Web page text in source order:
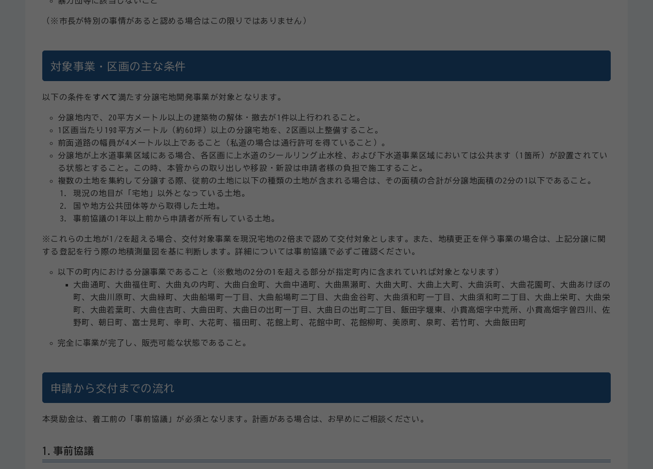
（※市長が特別の事情があると認める場合はこの限りではありません）
対象事業・区画の主な条件
以下の条件を すべて 満たす分譲宅地開発事業が対象となります。
分譲地内で、20平方メートル以上の建築物の解体・撤去が1件以上行われること。
1区画当たり198平方メートル（約60坪）以上の分譲宅地を、2区画以上整備すること。
前面道路の幅員が4メートル以上であること（私道の場合は通行許可を得ていること）。
分譲地が上水道事業区域にある場合、各区画に上水道のシールリング止水栓、および下水道事業区域においては公共ます（1箇所）が設置されてい
る状態とすること。この時、本管からの取り出しや移設・新設は申請者様の負担で施工すること。
複数の土地を集約して分譲する際、従前の土地に以下の種類の土地が含まれる場合は、その面積の合計が分譲地面積の2分の1以下であること。
現況の地目が「宅地」以外となっている土地。
国や地方公共団体等から取得した土地。
事前協議の1年以上前から申請者が所有している土地。
※これらの土地が1/2を超える場合、交付対象事業を現況宅地の2倍まで認めて交付対象とします。また、地積更正を伴う事業の場合は、上記分譲に関
する登記を行う際の地積測量図を基に判断します。詳細については事前協議で必ずご確認ください。
以下の町内における分譲事業であること（※敷地の2分の1を超える部分が指定町内に含まれていれば対象となります）
大曲通町、大曲福住町、大曲丸の内町、大曲白金町、大曲中通町、大曲黒瀬町、大曲大町、大曲上大町、大曲浜町、大曲花園町、大曲あけぼの
町、大曲川原町、大曲緑町、大曲船場町一丁目、大曲船場町二丁目、大曲金谷町、大曲須和町一丁目、大曲須和町二丁目、大曲上栄町、大曲栄
町、大曲若葉町、大曲住吉町、大曲田町、大曲日の出町一丁目、大曲日の出町二丁目、飯田字堰東、小貫高畑字中荒所、小貫高畑字曽四川、佐
野町、朝日町、富士見町、幸町、大花町、福田町、花館上町、花館中町、花館柳町、美原町、泉町、若竹町、大曲飯田町
完全に事業が完了し、販売可能な状態であること。
申請から交付までの流れ
本奨励金は、着工前の「事前協議」が必須となります。計画がある場合は、お早めにご相談ください。
1.事前協議